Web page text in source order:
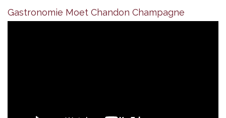
Gastronomie Moet Chandon Champagne